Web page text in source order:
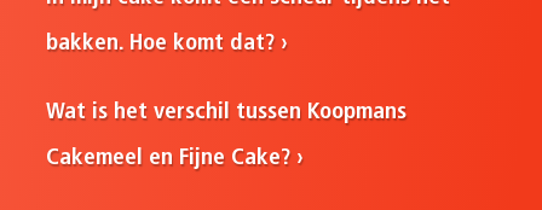
bakken. Hoe komt dat?
Wat is het verschil tussen Koopmans
Cakemeel en Fijne Cake?